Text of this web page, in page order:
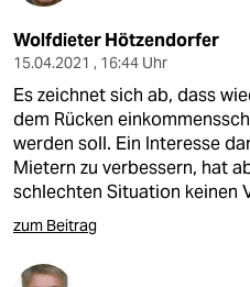
Wolfdieter Hötzendorfer
15.04.2021 , 16:44 Uhr
Es zeichnet sich ab, dass
dem Rücken
werden soll. Ein Interesse
Mietern zu verbessern, hat
schlechten Situation keinen
zum Beitrag